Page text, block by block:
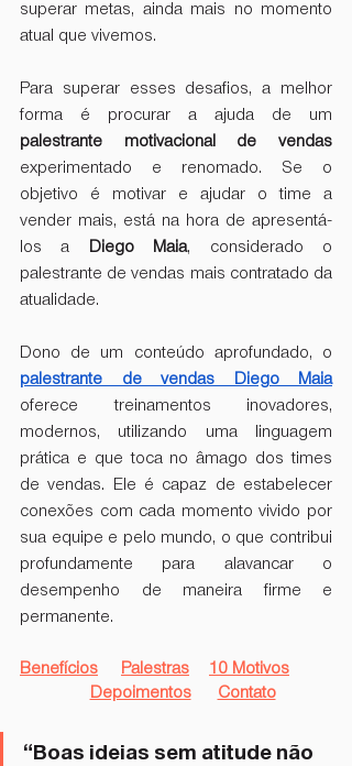
superar metas, ainda mais no momento
atual que vivemos.
Para superar esses desafios, a melhor
palestrante motivacional de vendas
experimentado e renomado. Se o
objetivo é motivar e ajudar o time a
vender mais, está na hora de apresentá-
los a Diego Maia, considerado o
palestrante de vendas mais contratado da
atualidade.
Dono de um conteúdo aprofundado, o
palestrante de vendas Diego Maia
oferece treinamentos inovadores,
modernos, utilizando uma linguagem
prática e que toca no âmago dos times
de vendas. Ele é capaz de estabelecer
conexões com cada momento vivido por
sua equipe e pelo mundo, o que contribui
profundamente para alavancar o
desempenho de maneira firme e
permanente.
Benefícios Palestras
10 Motivos
Depoimentos
Contato
“Boas ideias sem atitude não